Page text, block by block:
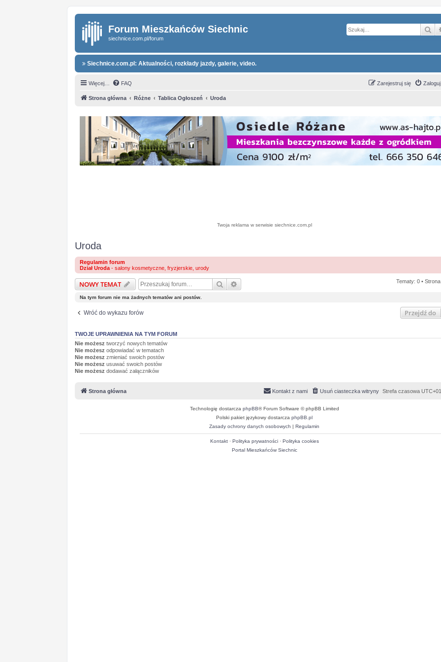
Forum Mieszkańców Siechnic
siechnice.com.pl/forum
Siechnice.com.pl: Aktualności, rozkłady jazdy, galerie, video.
Więcej… FAQ Zarejestruj się
Strona główna Różne Tablica Ogłoszeń Uroda
Twoja reklama w serwisie siechnice.com.pl
Uroda
Regulamin forum
Dział Uroda - salony kosmetyczne, fryzjerskie, urody
NOWY TEMAT Szukaj Tematy: 0 • Strona
Na tym forum nie ma żadnych tematów ani postów.
Wróć do wykazu forów Przejdź do
TWOJE UPRAWNIENIA NA TYM FORUM
Nie możesz tworzyć nowych tematów
Nie możesz odpowiadać w tematach
Nie możesz zmieniać swoich postów
Nie możesz usuwać swoich postów
Nie możesz dodawać załączników
Strona główna Strefa czasowa
Usuń ciasteczka witryny
Kontakt z nami
Technologię dostarcza phpBB® Forum Software © phpBB Limited
Polski pakiet językowy dostarcza phpBB.pl
Zasady ochrony danych osobowych | Regulamin
Kontakt· Polityka prywatności· Polityka cookies
Portal Mieszkańców Siechnic